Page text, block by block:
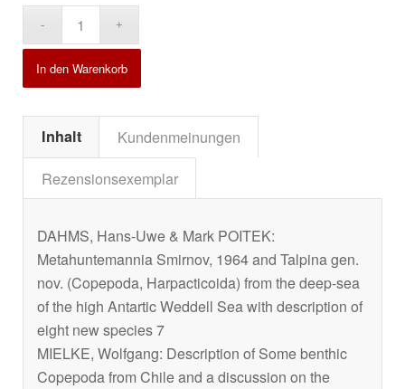
In den Warenkorb
Inhalt
Kundenmeinungen
Rezensionsexemplar
DAHMS, Hans-Uwe & Mark POITEK:
Metahuntemannia Smirnov, 1964 and Talpina gen.
nov. (Copepoda, Harpacticoida) from the deep-sea
of the high Antartic Weddell Sea with description of
eight new species 7
MIELKE, Wolfgang: Description of Some benthic
Copepoda from Chile and a discussion on the